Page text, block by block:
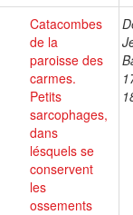
Catacombes
de la
paroisse des
carmes.
Petits
sarcophages,
dans
lésquels se
conservent
les
ossements